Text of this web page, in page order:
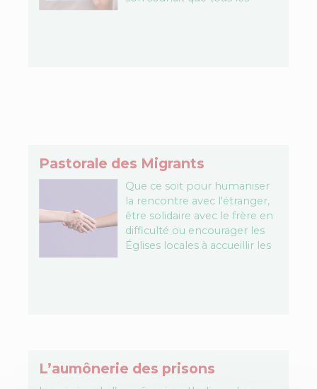
Pastorale des Migrants
Que ce soit pour humaniser
la rencontre avec l'étranger,
être solidaire avec le frère en
difficulté ou encourager les
Églises locales à accueillir les
L’aumônerie des prisons